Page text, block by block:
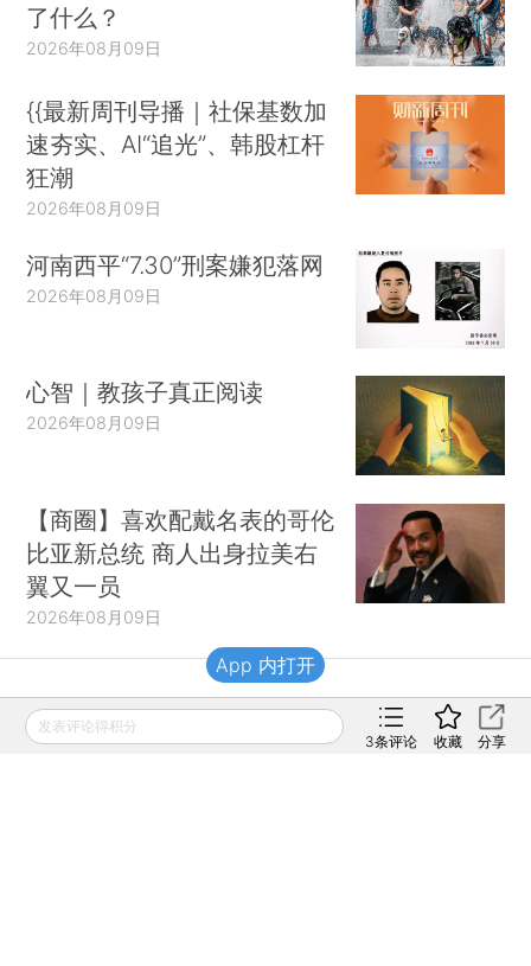
了什么？
2026年08月09日
{{最新周刊导播｜社保基数加
速夯实、AI“追光”、韩股杠杆
狂潮
2026年08月09日
河南西平“7.30”刑案嫌犯落网
2026年08月09日
心智｜教孩子真正阅读
2026年08月09日
【商圈】喜欢配戴名表的哥伦
比亚新总统 商人出身拉美右
翼又一员
2026年08月09日
财新移动
发表评论得积分
3条评论 收藏 分享
App 内打开